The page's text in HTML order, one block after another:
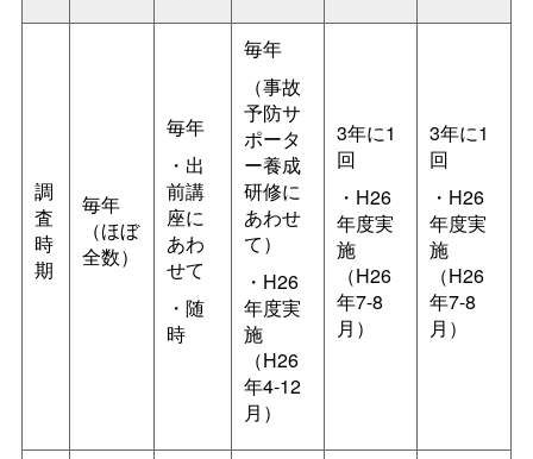
調
査
時
期
毎年
（ほぼ
全数）
毎年
・出
前講
座に
あわ
せて
・随
時
毎年
（事故
予防サ
ポータ
ー養成
研修に
あわせ
て）
・H26
年度実
施
（H26
年4-12
月）
3年に1
回
・H26
年度実
施
（H26
年7-8
月）
3年に1
回
・H26
年度実
施
（H26
年7-8
月）